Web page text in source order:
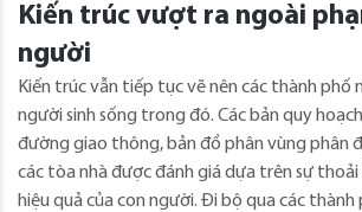
Kiến trúc vượt ra ngoài
người
Kiến trúc vẫn tiếp tục vẽ nên các thành phố
người sinh sống trong đó. Các bản quy
đường giao thông, bản đồ phân vùng phân
các tòa nhà được đánh giá dựa trên sự
hiệu quả của con người. Đi bộ qua các thành